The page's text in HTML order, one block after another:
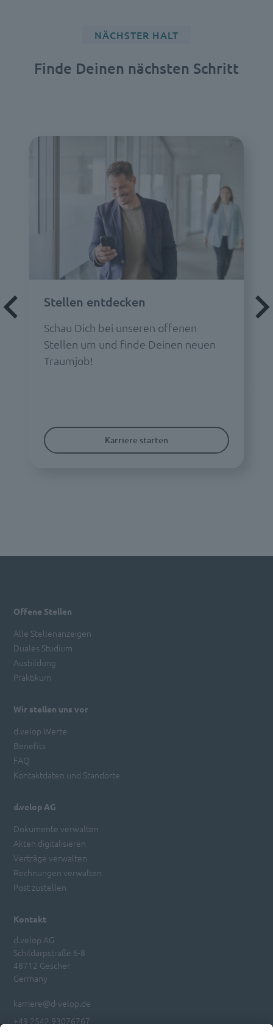
NÄCHSTER HALT
Finde Deinen nächsten Schritt
Stellen entdecken
Schau Dich bei unseren offenen
Stellen um und finde Deinen neuen
Traumjob!
Karriere starten
Kontakt
d.velop AG
Schildarpstraße 6-8
48712 Gescher
Germany
karriere@d-velop.de
+49 2542 93076767
Offene Stellen
Alle Stellenanzeigen
Duales Studium
Ausbildung
Praktikum
Wir stellen uns vor
d.velop Werte
Benefits
FAQ
Kontaktdaten und Standorte
d.velop AG
Dokumente verwalten
Akten digitalisieren
Verträge verwalten
Rechnungen verwalten
Post zustellen